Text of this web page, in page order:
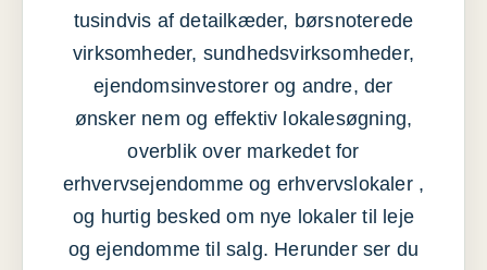
tusindvis af detailkæder, børsnoterede
virksomheder, sundhedsvirksomheder,
ejendomsinvestorer og andre, der
ønsker nem og effektiv lokalesøgning,
overblik over markedet for
erhvervsejendomme og erhvervslokaler ,
og hurtig besked om nye lokaler til leje
og ejendomme til salg. Herunder ser du